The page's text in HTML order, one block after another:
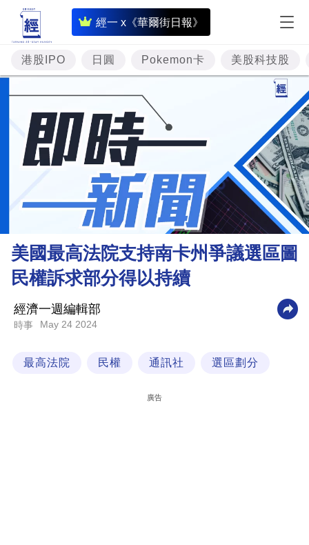
經一 x《華爾街日報》
即
時
財
經
專
題
投
資
樓
市
財
商
業
科
港股IPO 日圓 Pokemon卡 美股科技股
美國最高法院支持南卡州爭議選區圖
民權訴求部分得以持續
經濟一週編輯部
時事 May 24 2024
最高法院 民權 通訊社 選區劃分
廣告